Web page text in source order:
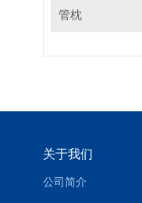
管枕
关于我们
公司简介